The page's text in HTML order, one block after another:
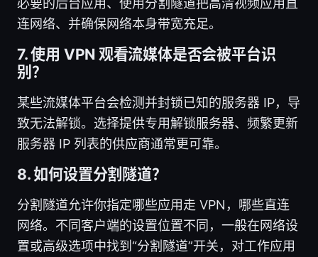
必要的后台应用、使用分割隧道把高清视频应用直
连网络、并确保网络本身带宽充足。
7. 使用 VPN 观看流媒体是否会被平台识
别？
某些流媒体平台会检测并封锁已知的服务器 IP，导
致无法解锁。选择提供专用解锁服务器、频繁更新
服务器 IP 列表的供应商通常更可靠。
8. 如何设置分割隧道？
分割隧道允许你指定哪些应用走 VPN，哪些直连
网络。不同客户端的设置位置不同，一般在网络设
置或高级选项中找到“分割隧道”开关，对工作应用